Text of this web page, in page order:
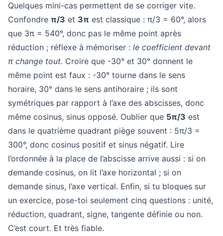
Quelques mini-cas permettent de se corriger vite.
Confondre π/3 et 3π est classique : π/3 = 60°, alors
que 3π = 540°, donc pas le même point après
réduction ; réflexe à mémoriser : le coefficient devant
π change tout. Croire que -30° et 30° donnent le
même point est faux : -30° tourne dans le sens
horaire, 30° dans le sens antihoraire ; ils sont
symétriques par rapport à l’axe des abscisses, donc
même cosinus, sinus opposé. Oublier que 5π/3 est
dans le quatrième quadrant piège souvent : 5π/3 =
300°, donc cosinus positif et sinus négatif. Lire
l’ordonnée à la place de l’abscisse arrive aussi : si on
demande cosinus, on lit l’axe horizontal ; si on
demande sinus, l’axe vertical. Enfin, si tu bloques sur
un exercice, pose-toi seulement cinq questions : unité,
réduction, quadrant, signe, tangente définie ou non.
C’est court. Et très fiable.